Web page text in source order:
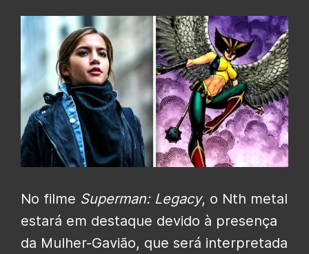
No filme Superman: Legacy, o Nth metal
estará em destaque devido à presença
da Mulher-Gavião, que será interpretada